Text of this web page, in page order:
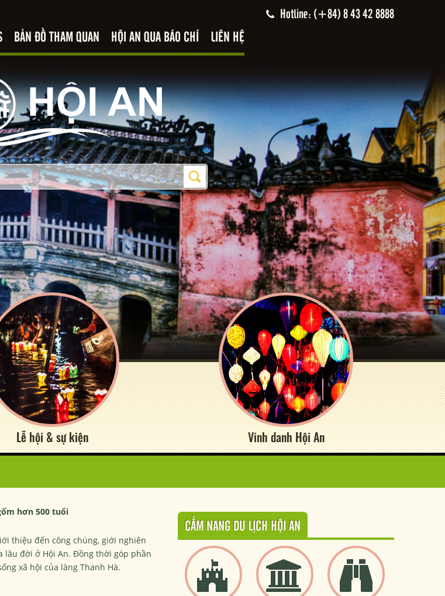
Hotline: (+84) 8 43 42 8888
BẢN ĐỒ THAM QUAN HỘI AN QUA BÁO CHÍ LIÊN HỆ
Lễ hội & sự kiện Vinh danh Hội An
hơn 500 tuổi
thiệu đến công chúng, giới nghiên
lâu đời ở Hội An. Đồng thời góp phần
xã hội của làng Thanh Hà.
CẨM NANG DU LỊCH HỘI AN